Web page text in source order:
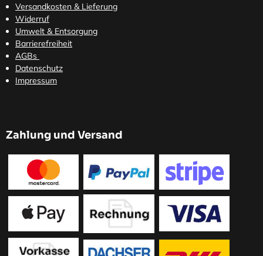
Versandkosten & Lieferung
Widerruf
Umwelt & Entsorgung
Barrierefreiheit
AGBs
Datenschutz
Impressum
Zahlung und Versand